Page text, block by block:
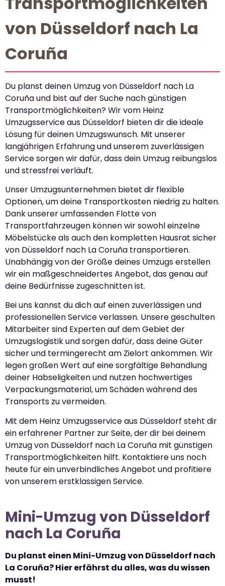
von Düsseldorf nach La
Coruña
Du planst deinen Umzug von Düsseldorf nach La
Coruña und bist auf der Suche nach günstigen
Transportmöglichkeiten? Wir vom Heinz
Umzugsservice aus Düsseldorf bieten dir die ideale
Lösung für deinen Umzugswunsch. Mit unserer
langjährigen Erfahrung und unserem zuverlässigen
Service sorgen wir dafür, dass dein Umzug reibungslos
und stressfrei verläuft.
Unser Umzugsunternehmen bietet dir flexible
Optionen, um deine Transportkosten niedrig zu halten.
Dank unserer umfassenden Flotte von
Transportfahrzeugen können wir sowohl einzelne
Möbelstücke als auch den kompletten Hausrat sicher
von Düsseldorf nach La Coruña transportieren.
Unabhängig von der Größe deines Umzugs erstellen
wir ein maßgeschneidertes Angebot, das genau auf
deine Bedürfnisse zugeschnitten ist.
Bei uns kannst du dich auf einen zuverlässigen und
professionellen Service verlassen. Unsere geschulten
Mitarbeiter sind Experten auf dem Gebiet der
Umzugslogistik und sorgen dafür, dass deine Güter
sicher und termingerecht am Zielort ankommen. Wir
legen großen Wert auf eine sorgfältige Behandlung
deiner Habseligkeiten und nutzen hochwertiges
Verpackungsmaterial, um Schäden während des
Transports zu vermeiden.
Mit dem Heinz Umzugsservice aus Düsseldorf steht dir
ein erfahrener Partner zur Seite, der dir bei deinem
Umzug von Düsseldorf nach La Coruña mit günstigen
Transportmöglichkeiten hilft. Kontaktiere uns noch
heute für ein unverbindliches Angebot und profitiere
von unserem erstklassigen Service.
Mini-Umzug von Düsseldorf
nach La Coruña
Du planst einen Mini-Umzug von Düsseldorf nach
La Coruña? Hier erfährst du alles, was du wissen
musst!